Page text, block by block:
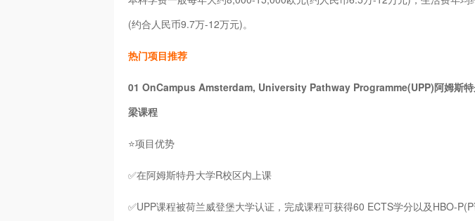
(约合人民币9.7万-12万元)。
热门项目推荐
01 OnCampus Amsterdam, University Pathway Programme(UPP)阿姆斯特
梁课程
⭐项目优势
✅在阿姆斯特丹大学R校区内上课
✅UPP课程被荷兰威登堡大学认证，完成课程可获得60 ECTS学分以及HBO-